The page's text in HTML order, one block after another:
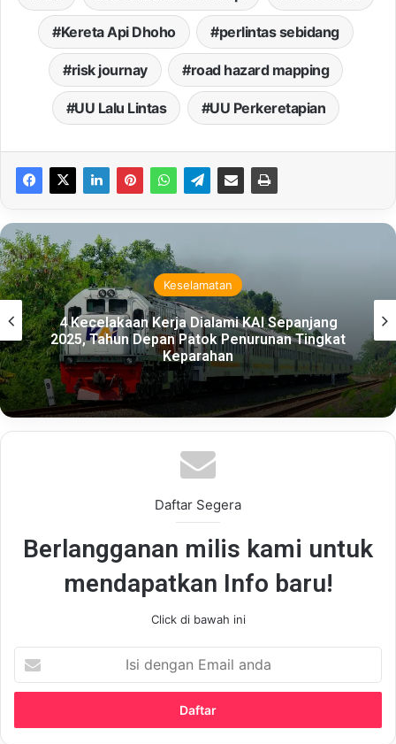
Kereta Api Dhoho perlintas sebidang
risk journay road hazard mapping
UU Lalu Lintas UU Perkeretapian
Keselamatan
4 Kecelakaan Kerja Dialami KAI Sepanjang
2025, Tahun Depan Patok Penurunan Tingkat
Keparahan
Daftar Segera
Berlangganan milis kami untuk
mendapatkan Info baru!
Click di bawah ini
dengan
Email